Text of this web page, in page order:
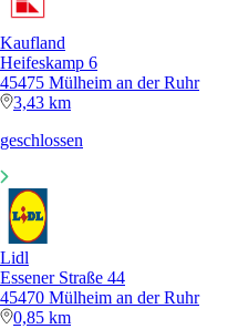
Kaufland
Heifeskamp 6
45475 Mülheim an der Ruhr
3,43 km
geschlossen
Lidl
Essener Straße 44
45470 Mülheim an der Ruhr
0,85 km